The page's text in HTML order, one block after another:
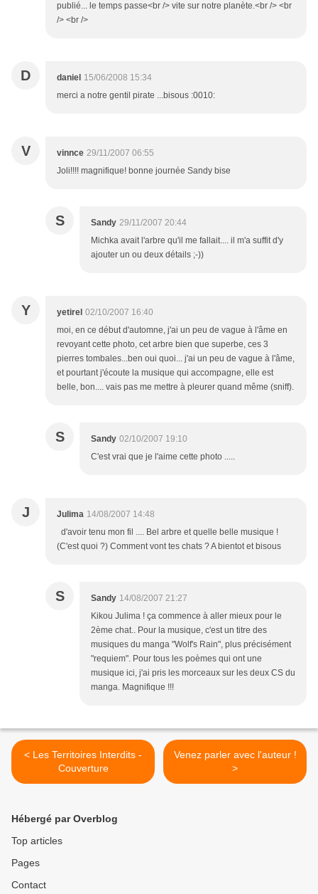
publié... le temps passe<br /> vite sur notre planète.<br /> <br
/> <br />
D daniel 15/06/2008 15:34
merci a notre gentil pirate ...bisous :0010:
V vinnce 29/11/2007 06:55
Joli!!!! magnifique! bonne journée Sandy bise
S Sandy 29/11/2007 20:44
Michka avait l'arbre qu'il me fallait.... il m'a suffit d'y
ajouter un ou deux détails ;-))
Y yetirel 02/10/2007 16:40
moi, en ce début d'automne, j'ai un peu de vague à l'âme en
revoyant cette photo, cet arbre bien que superbe, ces 3
pierres tombales...ben oui quoi... j'ai un peu de vague à l'âme,
et pourtant j'écoute la musique qui accompagne, elle est
belle, bon.... vais pas me mettre à pleurer quand même (sniff).
S Sandy 02/10/2007 19:10
C'est vrai que je l'aime cette photo .....
J Julima 14/08/2007 14:48
d'avoir tenu mon fil .... Bel arbre et quelle belle musique !
(C'est quoi ?) Comment vont tes chats ? A bientot et bisous
S Sandy 14/08/2007 21:27
Kikou Julima ! ça commence à aller mieux pour le
2ème chat.. Pour la musique, c'est un titre des
musiques du manga "Wolf's Rain", plus précisément
"requiem". Pour tous les poèmes qui ont une
musique ici, j'ai pris les morceaux sur les deux CS du
manga. Magnifique !!!
< Les Territoires Interdits -
Couverture
Venez parler avec l'auteur !
>
Hébergé par Overblog
Top articles
Pages
Contact